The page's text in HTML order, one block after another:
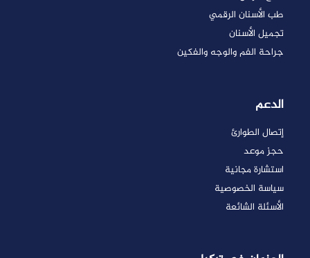
طب الأسنان الرقمي
تجميل الأسنان
جراحة الفم والوجه والفكين
الدعم
إتصال الطوارئ
حجز موعد
استشارة مجانية
سياسة الخصوصية
الأسئلة الشائعة